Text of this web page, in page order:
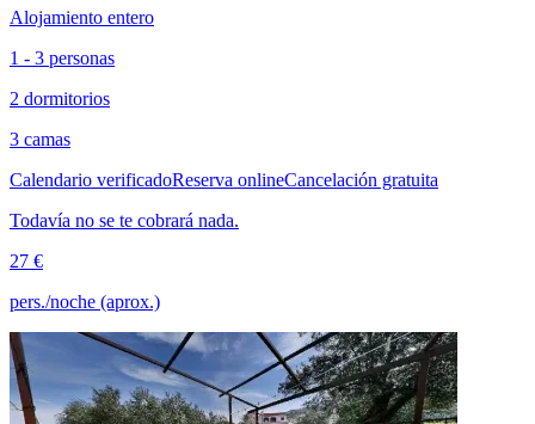
Alojamiento entero
1 - 3 personas
2 dormitorios
3 camas
Calendario verificadoReserva onlineCancelación gratuita
Todavía no se te cobrará nada.
27 €
pers./noche (aprox.)